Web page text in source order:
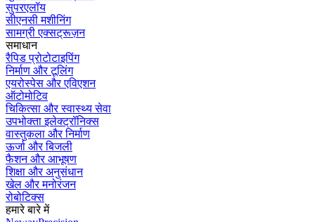
सुपरएलॉय
सीएनसी मशीनिंग
सामग्री एक्सट्रूज़न
समाधान
रैपिड प्रोटोटाइपिंग
निर्माण और टूलिंग
एयरोस्पेस और एविएशन
ऑटोमोटिव
चिकित्सा और स्वास्थ्य सेवा
उपभोक्ता इलेक्ट्रॉनिक्स
वास्तुकला और निर्माण
ऊर्जा और बिजली
फैशन और आभूषण
शिक्षा और अनुसंधान
खेल और मनोरंजन
रोबोटिक्स
हमारे बारे में